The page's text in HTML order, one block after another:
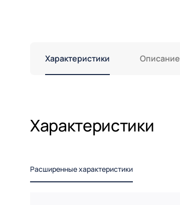
Характеристики Описание
Характеристики
Расширенные характеристики